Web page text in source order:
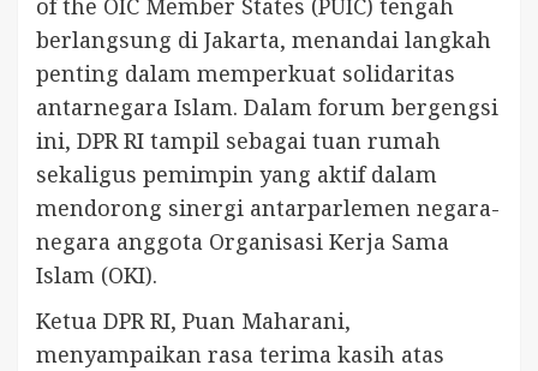
of the OIC Member States (PUIC) tengah
berlangsung di Jakarta, menandai langkah
penting dalam memperkuat solidaritas
antarnegara Islam. Dalam forum bergengsi
ini, DPR RI tampil sebagai tuan rumah
sekaligus pemimpin yang aktif dalam
mendorong sinergi antarparlemen negara-
negara anggota Organisasi Kerja Sama
Islam (OKI).
Ketua DPR RI, Puan Maharani,
menyampaikan rasa terima kasih atas